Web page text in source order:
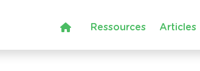
Ressources Articles